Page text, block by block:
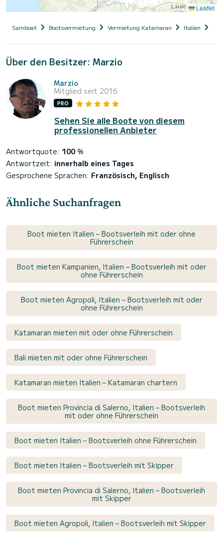
Leaflet
Samboat Bootsvermietung Vermietung Katamaran Italien
Über den Besitzer: Marzio
Marzio
Mitglied seit 2016
PRO
Sehen Sie alle Boote von diesem
professionellen Anbieter
Antwortquote: 100 %
Antwortzeit: innerhalb eines Tages
Gesprochene Sprachen: Französisch, Englisch
Ähnliche Suchanfragen
Boot mieten Italien – Bootsverleih mit oder ohne
Führerschein
Boot mieten Kampanien, Italien – Bootsverleih mit oder
ohne Führerschein
Boot mieten Agropoli, Italien – Bootsverleih mit oder
ohne Führerschein
Katamaran mieten mit oder ohne Führerschein
Bali mieten mit oder ohne Führerschein
Katamaran mieten Italien – Katamaran chartern
Boot mieten Provincia di Salerno, Italien – Bootsverleih
mit oder ohne Führerschein
Boot mieten Italien – Bootsverleih ohne Führerschein
Boot mieten Italien – Bootsverleih mit Skipper
Boot mieten Provincia di Salerno, Italien – Bootsverleih
mit Skipper
Boot mieten Agropoli, Italien – Bootsverleih mit Skipper